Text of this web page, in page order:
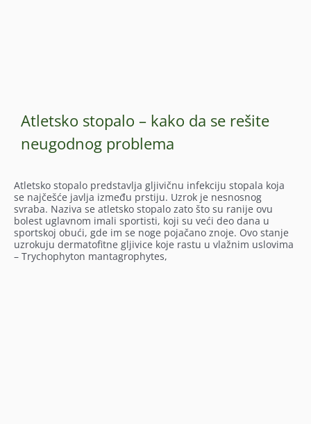
Atletsko stopalo – kako da se rešite
neugodnog problema
Atletsko stopalo predstavlja gljivičnu infekciju stopala koja
se najčešće javlja između prstiju. Uzrok je nesnosnog
svraba. Naziva se atletsko stopalo zato što su ranije ovu
bolest uglavnom imali sportisti, koji su veći deo dana u
sportskoj obući, gde im se noge pojačano znoje. Ovo stanje
uzrokuju dermatofitne gljivice koje rastu u vlažnim uslovima
– Trychophyton mantagrophytes,